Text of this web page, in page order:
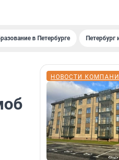
в Петербурге Петербург
НОВОСТИ